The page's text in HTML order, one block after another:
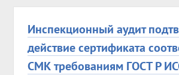
Инспекционный аудит
действие сертификата
СМК требованиям ГОСТ Р